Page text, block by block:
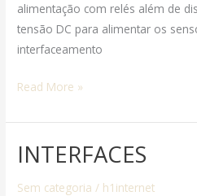
alimentação com relés além de
tensão DC para alimentar os
interfaceamento
Read More »
INTERFACES
Sem categoria / h1internet
INTERFACES